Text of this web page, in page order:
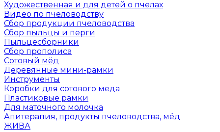
Художественная и для детей о пчелах
Видео по пчеловодству
Сбор продукции пчеловодства
Сбор пыльцы и перги
Пыльцесборники
Сбор прополиса
Сотовый мёд
Деревянные мини-рамки
Инструменты
Коробки для сотового меда
Пластиковые рамки
Для маточного молочка
Апитерапия, продукты пчеловодства, мёд
ЖИВА